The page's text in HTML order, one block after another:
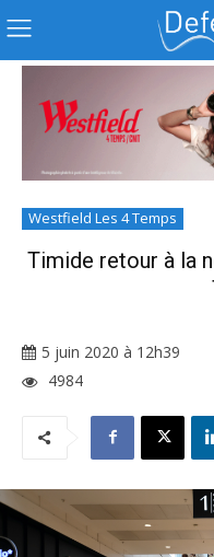
Westfield Les 4 Temps
Timide retour à la
5 juin 2020 à 12h39
4984